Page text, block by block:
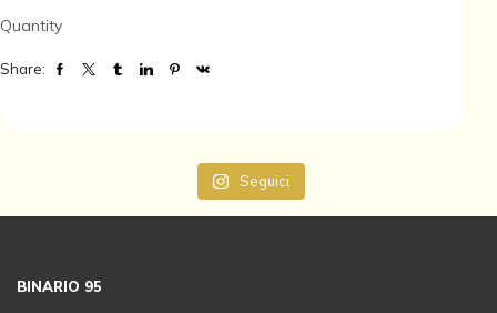
Quantity
Share:
Seguici
BINARIO 95